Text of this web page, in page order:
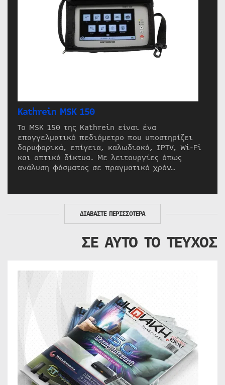
Kathrein MSK 150
Το MSK 150 της Kathrein είναι ένα
επαγγελματικό πεδιόμετρο που υποστηρίζει
δορυφορικά, επίγεια, καλωδιακά, IPTV, Wi-Fi
και οπτικά δίκτυα. Με λειτουργίες όπως
ανάλυση φάσματος σε πραγματικό χρόν…
ΔΙΑΒΑΣΤΕ ΠΕΡΙΣΣΟΤΕΡΑ
ΣΕ ΑΥΤΟ ΤΟ ΤΕΥΧΟΣ